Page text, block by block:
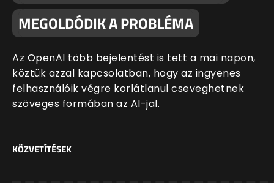
MEGOLDÓDIK A PROBLÉMA
Az OpenAI több bejelentést is tett a mai napon,
köztük azzal kapcsolatban, hogy az ingyenes
felhasználóik végre korlátlanul cseveghetnek
szöveges formában az AI-jal.
KÖZVETÍTÉSEK